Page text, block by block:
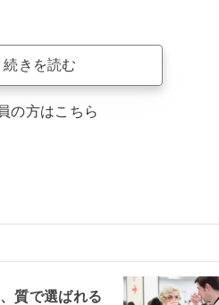
続きを読む
の方はこちら
質で選ばれる